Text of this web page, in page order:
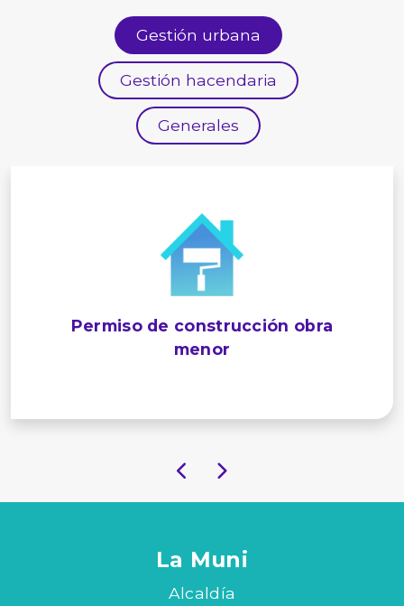
Gestión urbana
Gestión hacendaria
Generales
Permiso de construcción obra
menor
La Muni
Alcaldía